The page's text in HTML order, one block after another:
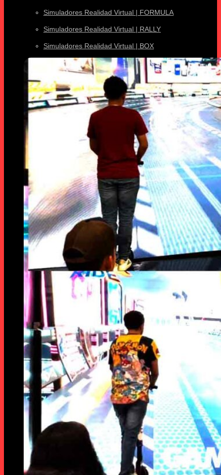
Simuladores Realidad Virtual | FORMULA
Simuladores Realidad Virtual | RALLY
Simuladores Realidad Virtual | BOX